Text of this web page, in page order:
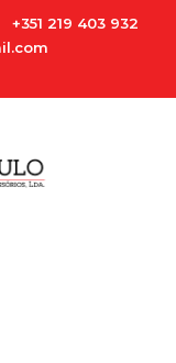
+351 219 403 932